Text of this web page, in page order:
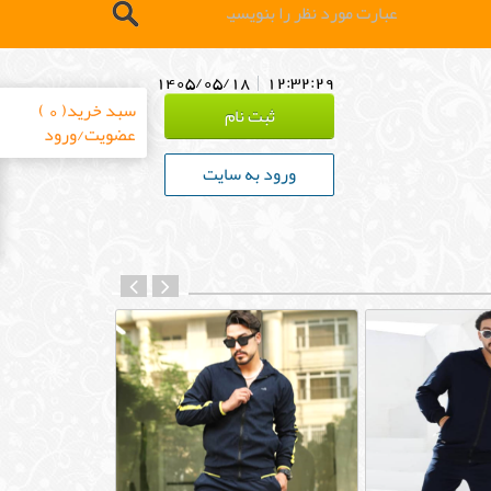
|
1405/05/18 12:32:30
ثبت نام
ورود به سایت
سبد خرید( 0 )
عضویت/ورود